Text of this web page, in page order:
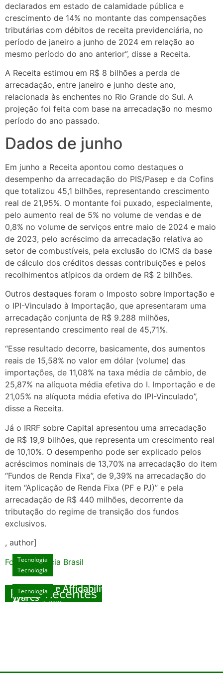
declarados em estado de calamidade pública e
crescimento de 14% no montante das compensações
tributárias com débitos de receita previdenciária, no
período de janeiro a junho de 2024 em relação ao
mesmo período do ano anterior”, disse a Receita.
A Receita estimou em R$ 8 bilhões a perda de
arrecadação, entre janeiro e junho deste ano,
relacionada às enchentes no Rio Grande do Sul. A
projeção foi feita com base na arrecadação no mesmo
período do ano passado.
Dados de junho
Em junho a Receita apontou como destaques o
desempenho da arrecadação do PIS/Pasep e da Cofins
que totalizou 45,1 bilhões, representando crescimento
real de 21,95%. O montante foi puxado, especialmente,
pelo aumento real de 5% no volume de vendas e de
0,8% no volume de serviços entre maio de 2024 e maio
de 2023, pelo acréscimo da arrecadação relativa ao
setor de combustíveis, pela exclusão do ICMS da base
de cálculo dos créditos dessas contribuições e pelos
recolhimentos atípicos da ordem de R$ 2 bilhões.
Outros destaques foram o Imposto sobre Importação e
o IPI-Vinculado à Importação, que apresentaram uma
arrecadação conjunta de R$ 9.288 milhões,
representando crescimento real de 45,71%.
“Esse resultado decorre, basicamente, dos aumentos
reais de 15,58% no valor em dólar (volume) das
importações, de 11,08% na taxa média de câmbio, de
25,87% na alíquota média efetiva do I. Importação e de
21,05% na alíquota média efetiva do IPI-Vinculado”,
disse a Receita.
Já o IRRF sobre Capital apresentou uma arrecadação
de R$ 19,9 bilhões, que representa um crescimento real
de 10,10%. O desempenho pode ser explicado pelos
acréscimos nominais de 13,70% na arrecadação do item
“Fundos de Renda Fixa”, de 9,39% na arrecadação do
item “Aplicação de Renda Fixa (PF e PJ)” e pela
arrecadação de R$ 440 milhões, decorrente da
tributação do regime de transição dos fundos
exclusivos.
, author]
Fonte: Agencia Brasil
Posts Recentes
Tecnologia
Unlock Exclusive Rewards at The Big Dog
House
agosto 3, 2026
Tecnologia
Sicurezza e Affidabilità di Mr Nulls Wicked
Wares
Tecnologia
Tecnologia